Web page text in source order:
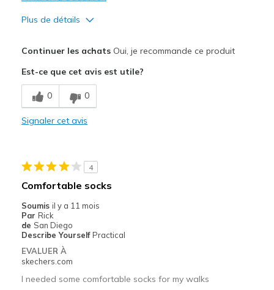
Plus de détails
Breathe Well
Comfortable
Les meilleures utilisations
Continuer les achatsOui, je recommande ce produit
Est-ce que cet avis est utile?
0 0
Signaler cet avis
4
Comfortable socks
Soumis il y a 11 mois
Par Rick
de San Diego
Describe Yourself Practical
EVALUER À
skechers.com
I needed some comfortable socks for my walks